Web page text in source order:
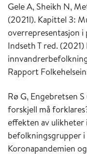
Gele A, Sheikh N,
(2021l). Kapittel 3:
overrepresentasjon
Indseth T red.
Rapport
Rø G, Engebretsen
forskjell må
effekten av
befolkningsgrupper i
Koronapandemien